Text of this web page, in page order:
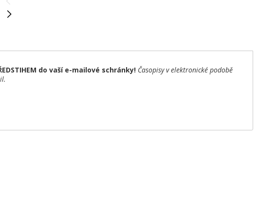
do vaší e-mailové schránky! Časopisy v elektronické podobě